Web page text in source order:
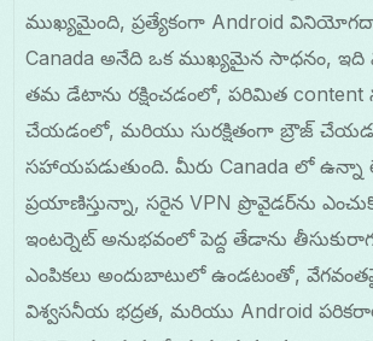
ముఖ్యమైంది, ప్రత్యేకంగా Android
Canada అనేది ఒక ముఖ్యమైన సాధనం,
తమ డేటాను రక్షించడంలో, పరిమిత
చేయడంలో, మరియు సురక్షితంగా బ్రౌజ్
సహాయపడుతుంది. మీరు Canada లో ఉన్నా
ప్రయాణిస్తున్నా, సరైన VPN ప్రొవైడర్‌ను
ఇంటర్నెట్ అనుభవంలో పెద్ద తేడాను
ఎంపికలు అందుబాటులో ఉండటంతో,
విశ్వసనీయ భద్రత, మరియు Android